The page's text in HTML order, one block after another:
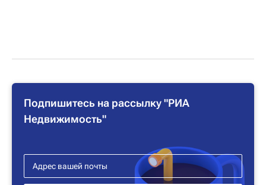
Подпишитесь на рассылку "РИА
Недвижимость"